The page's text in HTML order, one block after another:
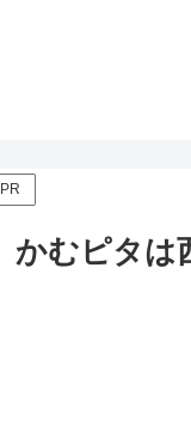
PR
かむピタは